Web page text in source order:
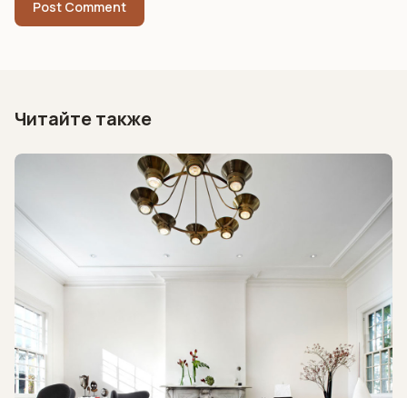
Читайте также